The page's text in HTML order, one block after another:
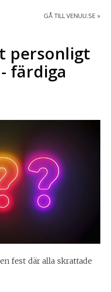
GÅ TILL VENUU.SE
personligt
färdiga
fest där alla skrattade